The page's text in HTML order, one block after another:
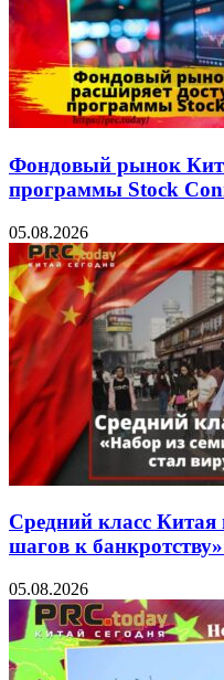
Фондовый рынок
программы Stock
05.08.2026
Средний класс
шагов к
05.08.2026